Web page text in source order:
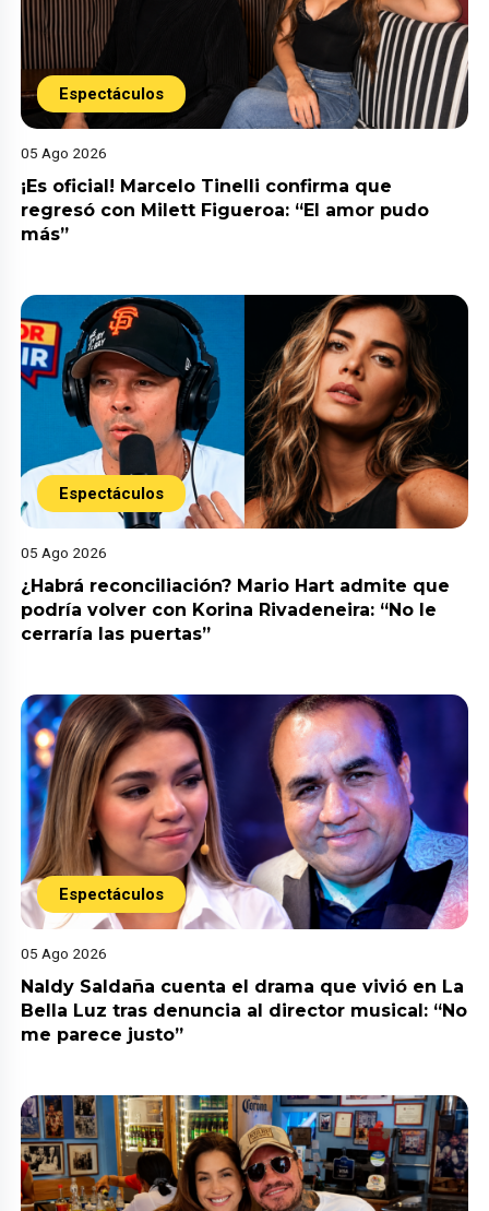
Espectáculos
05 Ago 2026
¡Es oficial! Marcelo Tinelli confirma que
regresó con Milett Figueroa: “El amor pudo
más”
Espectáculos
05 Ago 2026
¿Habrá reconciliación? Mario Hart admite que
podría volver con Korina Rivadeneira: “No le
cerraría las puertas”
Espectáculos
05 Ago 2026
Naldy Saldaña cuenta el drama que vivió en La
Bella Luz tras denuncia al director musical: “No
me parece justo”